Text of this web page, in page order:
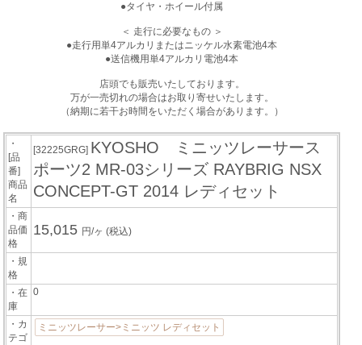
●タイヤ・ホイール付属
＜ 走行に必要なもの ＞
●走行用単4アルカリまたはニッケル水素電池4本
●送信機用単4アルカリ電池4本
店頭でも販売いたしております。
万が一売切れの場合はお取り寄せいたします。
（納期に若干お時間をいただく場合があります。）
・
[品
番]
商品
名
[32225GRG] KYOSHO ミニッツレーサース
ポーツ2 MR-03シリーズ RAYBRIG NSX
CONCEPT-GT 2014 レディセット
・商
品価
格
15,015 円/ヶ(税込)
・規
格
・在
庫
0
・カ
テゴ
ミニッツレーサー>ミニッツ レディセット